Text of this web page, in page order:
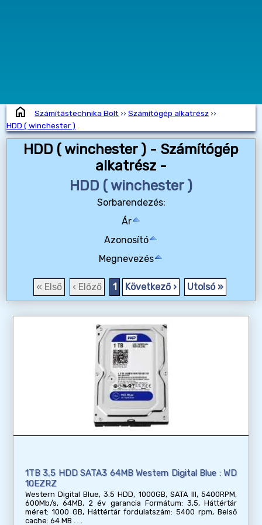
home Számítástechnika Bolt ››Számítógép alkatrész››
HDD ( winchester )
HDD ( winchester ) - Számítógép
alkatrész -
HDD ( winchester )
Sorbarendezés:
Ár
Azonosító
Megnevezés
« Első ‹ Előző 1 Következő › Utolsó »
1TB 3,5 HDD SATA3 64MB Western Digital Blue : WD
10EZRZ
Western Digital Blue, 3.5 HDD, 1000GB, SATA III, 5400RPM,
600Mb/s, 64MB, 2 év garancia Formátum: 3,5, Háttértár
méret: 1000 GB, Háttértár fordulatszám: 5400 rpm, Belső
cache: 64 MB